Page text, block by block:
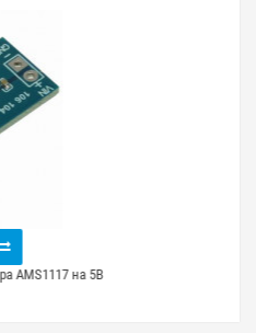
стабилизатора AMS1117 на 3.3В